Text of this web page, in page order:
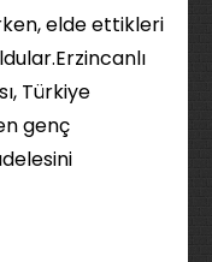
elde ettikleri
Türkiye
genç